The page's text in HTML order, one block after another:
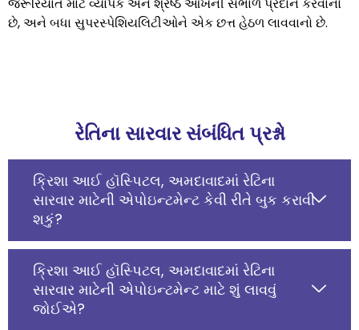
છે, અને બધા સુપરસ્પેશિયલિટીઓને એક છત્ત હેઠળ લાવવાનો છે.
રેતિના સારવાર સંબંધિત પ્રશ્નો
ક્રિશા આઈ હૉસ્પિટલ, અમદાવાદમાં રેટિના
સારવાર માટેની એપોઇન્ટમેન્ટ કેવી રીતે બુક કરાવી
શકું?
ક્રિશા આઈ હૉસ્પિટલ, અમદાવાદમાં રેટિના
સારવાર માટેની એપોઇન્ટમેન્ટ માટે શું લાવવું
જોઈએ?